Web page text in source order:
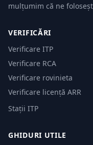
mulțumim că ne
VERIFICĂRI
Verificare ITP
Verificare RCA
Verificare rovinieta
Verificare licență ARR
Stații ITP
GHIDURI UTILE